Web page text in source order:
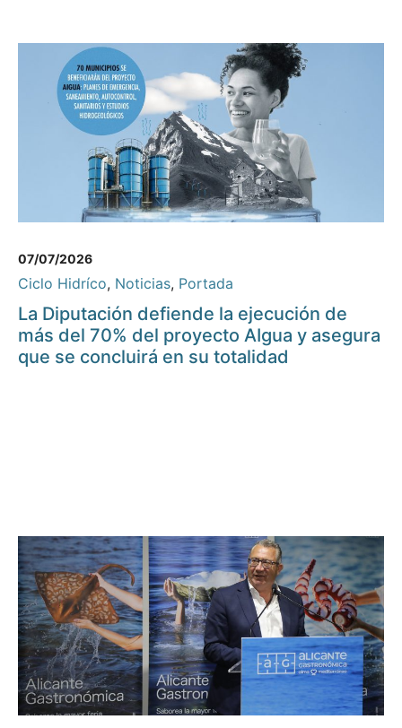
07/07/2026
Ciclo Hidríco, Noticias, Portada
La Diputación defiende la ejecución de
más del 70% del proyecto AIgua y asegura
que se concluirá en su totalidad